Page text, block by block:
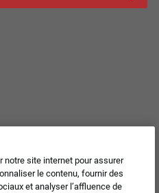
site internet pour assurer
le contenu, fournir des
et analyser l’affluence de